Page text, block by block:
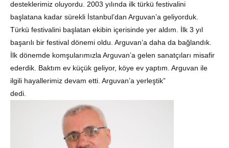
desteklerimiz oluyordu. 2003 yılında ilk türkü festivalini
başlatana kadar sürekli İstanbul’dan Arguvan’a geliyorduk.
Türkü festivalini başlatan ekibin içerisinde yer aldım. İlk 3 yıl
başarılı bir festival dönemi oldu. Arguvan’a daha da bağlandık.
İlk dönemde komşularımızla Arguvan’a gelen sanatçıları misafir
ederdik. Baktım ev küçük geliyor, köye ev yaptım. Arguvan ile
ilgili hayallerimiz devam etti. Arguvan’a yerleştik”
dedi.